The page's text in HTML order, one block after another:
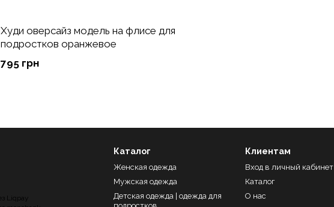
Худи оверсайз модель на флисе для
подростков оранжевое
795 грн
Каталог
Женская одежда
Мужская одежда
Детская одежда | одежда для
Клиентам
Вход в личный кабинет
Каталог
О нас